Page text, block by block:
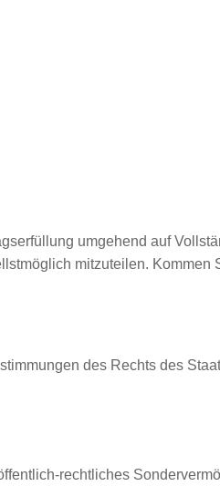
umgehend auf
mitzuteilen. Kommen
des Rechts des
rechtliches